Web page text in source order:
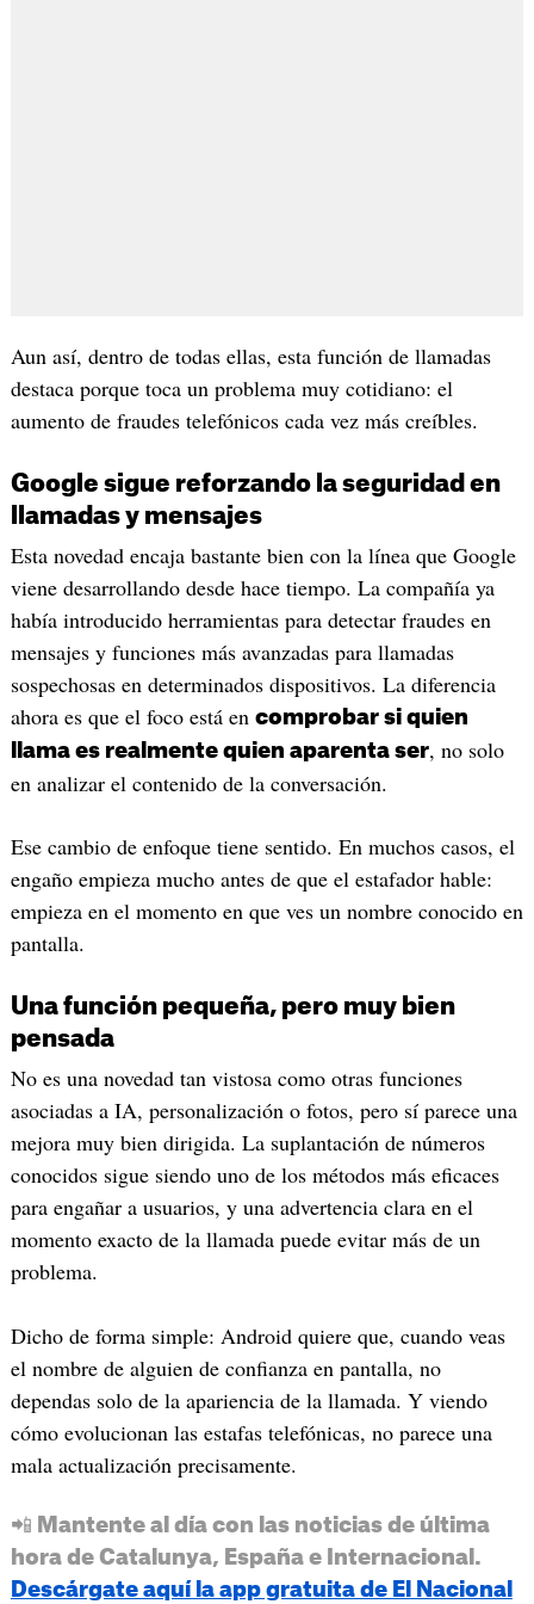
Aun así, dentro de todas ellas, esta función de llamadas
destaca porque toca un problema muy cotidiano: el
aumento de fraudes telefónicos cada vez más creíbles.
Google sigue reforzando la seguridad en
llamadas y mensajes
Esta novedad encaja bastante bien con la línea que Google
viene desarrollando desde hace tiempo. La compañía ya
había introducido herramientas para detectar fraudes en
mensajes y funciones más avanzadas para llamadas
sospechosas en determinados dispositivos. La diferencia
ahora es que el foco está en comprobar si quien
llama es realmente quien aparenta ser, no solo
en analizar el contenido de la conversación.
Ese cambio de enfoque tiene sentido. En muchos casos, el
engaño empieza mucho antes de que el estafador hable:
empieza en el momento en que ves un nombre conocido en
pantalla.
Una función pequeña, pero muy bien
pensada
No es una novedad tan vistosa como otras funciones
asociadas a IA, personalización o fotos, pero sí parece una
mejora muy bien dirigida. La suplantación de números
conocidos sigue siendo uno de los métodos más eficaces
para engañar a usuarios, y una advertencia clara en el
momento exacto de la llamada puede evitar más de un
problema.
Dicho de forma simple: Android quiere que, cuando veas
el nombre de alguien de confianza en pantalla, no
dependas solo de la apariencia de la llamada. Y viendo
cómo evolucionan las estafas telefónicas, no parece una
mala actualización precisamente.
📲 Mantente al día con las noticias de última
hora de Catalunya, España e Internacional.
Descárgate aquí la app gratuita de El Nacional